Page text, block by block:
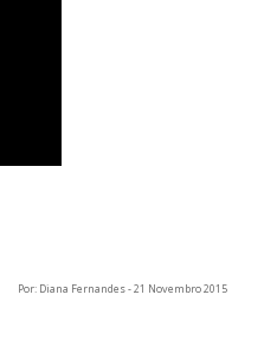
Por: Diana Fernandes - 21 Novembro 2015